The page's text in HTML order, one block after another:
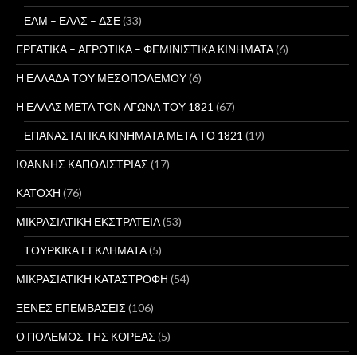
ΕΑΜ – ΕΛΑΣ – ΔΣΕ(33)
ΕΡΓΑΤΙΚΑ – ΑΓΡΟΤΙΚΑ – ΦΕΜΙΝΙΣΤΙΚΑ ΚΙΝΗΜΑΤΑ(6)
Η ΕΛΛΑΔΑ ΤΟΥ ΜΕΣΟΠΟΛΕΜΟΥ(6)
Η ΕΛΛΑΣ ΜΕΤΑ ΤΟΝ ΑΓΩΝΑ ΤΟΥ 1821 (67)
ΕΠΑΝΑΣΤΑΤΙΚΑ ΚΙΝΗΜΑΤΑ ΜΕΤΑ ΤΟ 1821 (19)
ΙΩΑΝΝΗΣ ΚΑΠΟΔΙΣΤΡΙΑΣ(17)
ΚΑΤΟΧΗ (76)
ΜΙΚΡΑΣΙΑΤΙΚΗ ΕΚΣΤΡΑΤΕΙΑ(53)
ΤΟΥΡΚΙΚΑ ΕΓΚΛΗΜΑΤΑ(5)
ΜΙΚΡΑΣΙΑΤΙΚΗ ΚΑΤΑΣΤΡΟΦΗ (54)
ΞΕΝΕΣ ΕΠΕΜΒΑΣΕΙΣ(106)
Ο ΠΟΛΕΜΟΣ ΤΗΣ ΚΟΡΕΑΣ(5)